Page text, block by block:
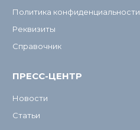
Политика конфиденциальности
Реквизиты
Справочник
ПРЕСС-ЦЕНТР
Новости
Статьи